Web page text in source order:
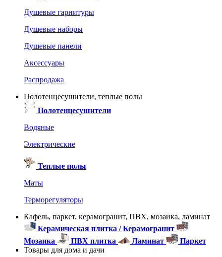
Душевые гарнитуры
Душевые наборы
Душевые панели
Аксессуары
Распродажа
Полотенцесушители, теплые полы
Полотенцесушители
Водяные
Электрические
Теплые полы
Маты
Терморегуляторы
Кафель, паркет, керамогранит, ПВХ, мозаика, ламинат
Керамическая плитка / Керамогранит
Мозаика
ПВХ плитка Ламинат
Паркет
Товары для дома и дачи